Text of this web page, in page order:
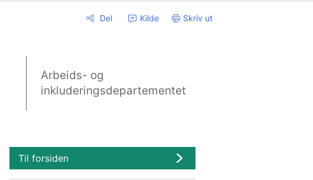
Del Kilde Skriv ut
Arbeids- og
inkluderingsdepartementet
Til forsiden